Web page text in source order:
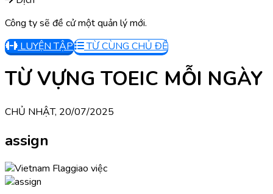
Công ty sẽ đề cử một quản lý mới.
LUYỆN TẬP
TỪ CÙNG CHỦ ĐỀ
TỪ VỰNG TOEIC MỖI NGÀY
CHỦ NHẬT, 20/07/2025
assign
giao việc